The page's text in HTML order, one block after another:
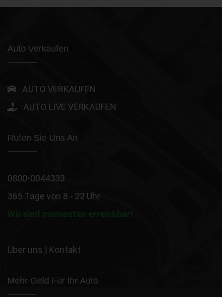
Auto Verkaufen
AUTO VERKAUFEN
AUTO LIVE VERKAUFEN
Rufen Sie Uns An
0800-0044333
365 Tage von 8 - 22 Uhr
Wir sind momentan erreichbar!
Über uns | Kontakt
Mehr Geld Für Ihr Auto